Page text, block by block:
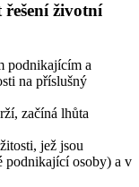
řešení životní
podnikajícím a
na příslušný
začíná lhůta
jež jsou
podnikající osoby) a v